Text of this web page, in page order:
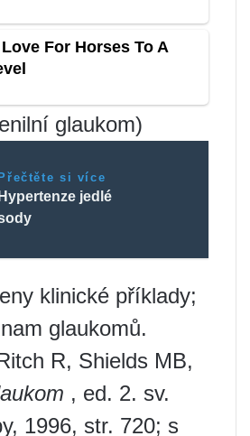
glaukom)
Přečtěte si více
Hypertenze jedlé
klinické příklady;
glaukomů.
R, Shields MB,
, ed. 2. sv.
1996, str. 720; s